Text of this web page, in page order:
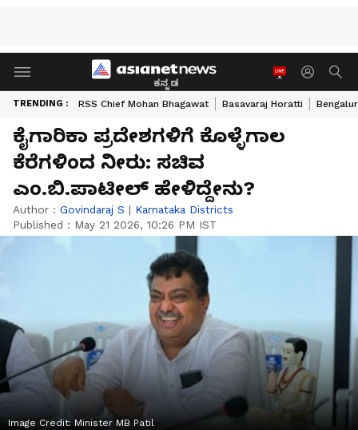
ಕನ್ನಡ
TRENDING : RSS Chief Mohan Bhagawat Basavaraj Horatti
ಕೈಗಾರಿಕಾ ಪ್ರದೇಶಗಳಿಗೆ ಕೊಳ್ಳೆಗಾಲ
ಕೆರೆಗಳಿಂದ ನೀರು: ಸಚಿವ
ಎಂ.ಬಿ.ಪಾಟೀಲ್‌ ಹೇಳಿದ್ದೇನು?
Author : Govindaraj S | Karnataka Districts
Published : May 21 2026, 10:26 PM IST
Image Credit: Minister MB Patil